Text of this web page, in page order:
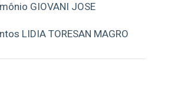
GIOVANI JOSE
LIDIA TORESAN MAGRO